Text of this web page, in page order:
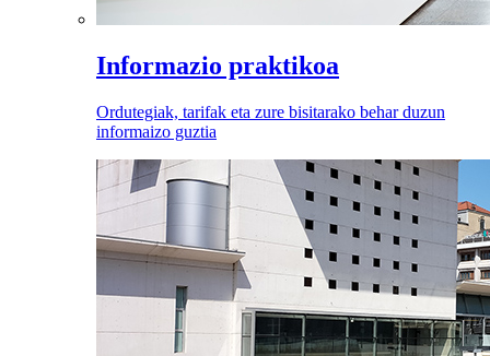
Informazio praktikoa
Ordutegiak, tarifak eta zure bisitarako behar duzun
informaizo guztia